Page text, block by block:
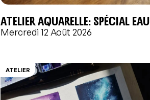
Atelier aquarelle: Spécial EAU
Mercredi 12 Août 2026
ATELIER